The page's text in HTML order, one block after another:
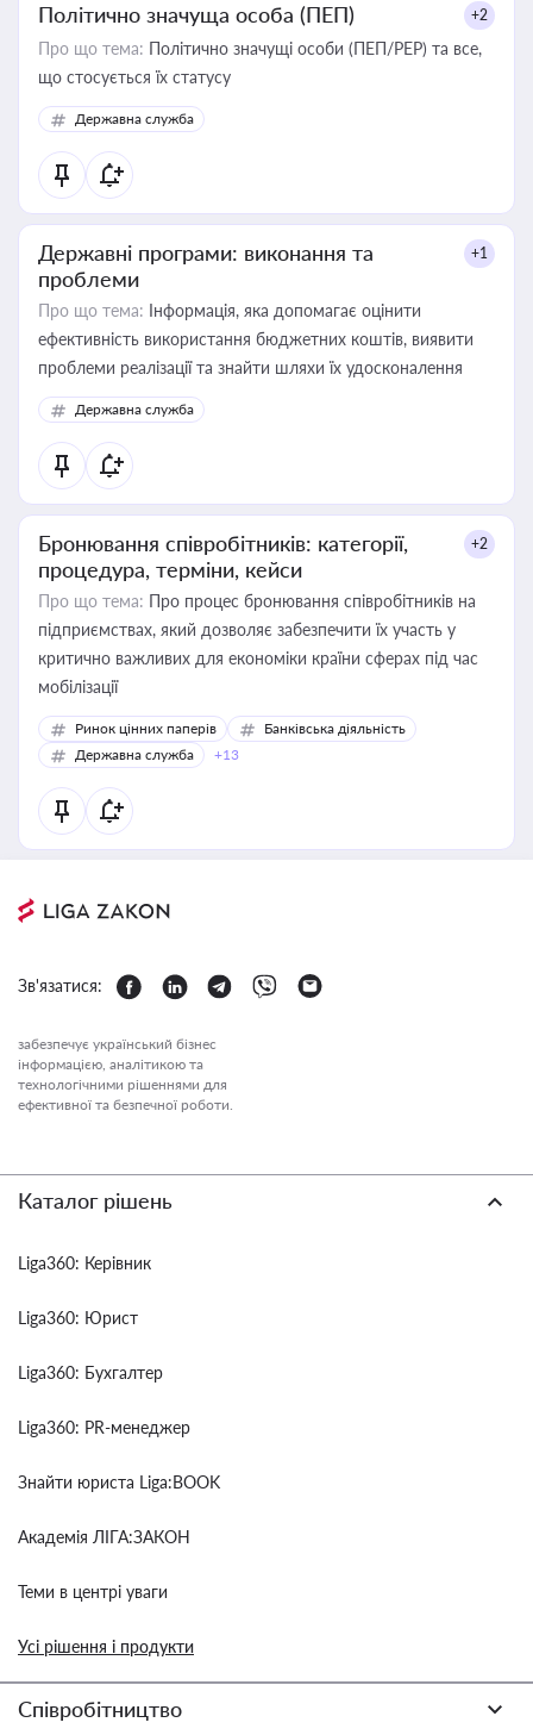
Політично значуща особа (ПЕП) +2
Про що тема: Політично значущі особи (ПЕП/PEP) та все,
що стосується їх статусу
Державна служба
Державні програми: виконання та
проблеми
+1
Про що тема: Інформація, яка допомагає оцінити
ефективність використання бюджетних коштів, виявити
проблеми реалізації та знайти шляхи їх удосконалення
Державна служба
Бронювання співробітників: категорії,
процедура, терміни, кейси
+2
Про що тема: Про процес бронювання співробітників на
підприємствах, який дозволяє забезпечити їх участь у
критично важливих для економіки країни сферах під час
мобілізації
Ринок цінних паперів
Банківська діяльність
Державна служба
+13
Зв'язатися:
забезпечує український бізнес
інформацією, аналітикою та
технологічними рішеннями для
ефективної та безпечної роботи.
Каталог рішень
Liga360: Керівник
Liga360: Юрист
Liga360: Бухгалтер
Liga360: PR-менеджер
Знайти юриста Liga:BOOK
Академія ЛІГА:ЗАКОН
Теми в центрі уваги
Усі рішення і продукти
Співробітництво